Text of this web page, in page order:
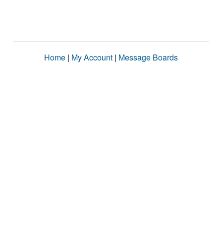
Home | My Account | Message Boards